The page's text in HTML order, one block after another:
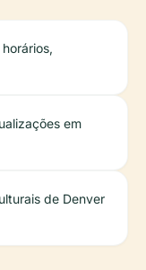
em
de Denver